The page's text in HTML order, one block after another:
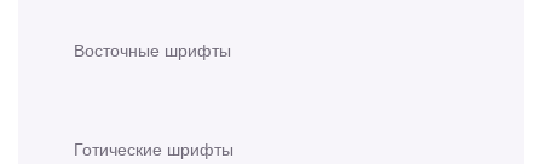
Восточные шрифты
Готические шрифты